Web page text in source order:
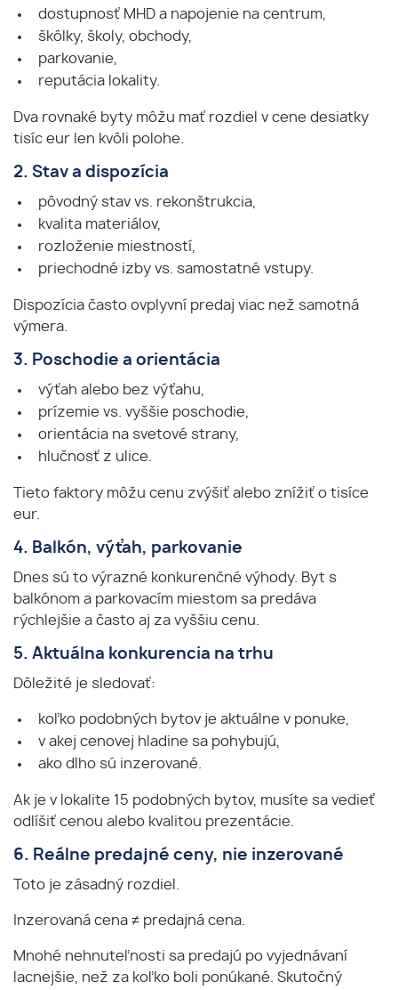
dostupnosť MHD a napojenie na centrum,
škôlky, školy, obchody,
parkovanie,
reputácia lokality.
Dva rovnaké byty môžu mať rozdiel v cene desiatky
tisíc eur len kvôli polohe.
2. Stav a dispozícia
pôvodný stav vs. rekonštrukcia,
kvalita materiálov,
rozloženie miestností,
priechodné izby vs. samostatné vstupy.
Dispozícia často ovplyvní predaj viac než samotná
výmera.
3. Poschodie a orientácia
výťah alebo bez výťahu,
prízemie vs. vyššie poschodie,
orientácia na svetové strany,
hlučnosť z ulice.
Tieto faktory môžu cenu zvýšiť alebo znížiť o tisíce
eur.
4. Balkón, výťah, parkovanie
Dnes sú to výrazné konkurenčné výhody. Byt s
balkónom a parkovacím miestom sa predáva
rýchlejšie a často aj za vyššiu cenu.
5. Aktuálna konkurencia na trhu
Dôležité je sledovať:
koľko podobných bytov je aktuálne v ponuke,
v akej cenovej hladine sa pohybujú,
ako dlho sú inzerované.
Ak je v lokalite 15 podobných bytov, musíte sa vedieť
odlíšiť cenou alebo kvalitou prezentácie.
6. Reálne predajné ceny, nie inzerované
Toto je zásadný rozdiel.
Inzerovaná cena ≠ predajná cena.
Mnohé nehnuteľnosti sa predajú po vyjednávaní
lacnejšie, než za koľko boli ponúkané. Skutočný